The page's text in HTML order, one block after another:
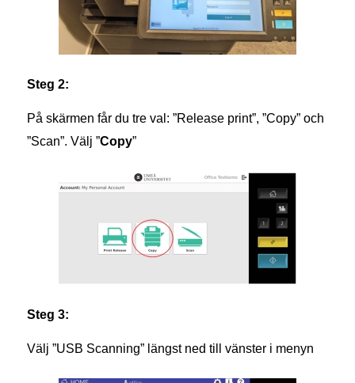
Steg 2:
På skärmen får du tre val: ”Release print”, ”Copy” och
”Scan”. Välj ”Copy”
Steg 3:
Välj ”USB Scanning” längst ned till vänster i menyn